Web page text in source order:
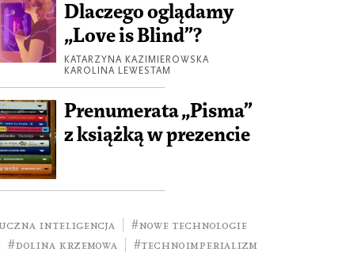
Dlaczego oglądamy
„Love is Blind”?
KATARZYNA KAZIMIEROWSKA
KAROLINA LEWESTAM
Prenumerata „Pisma”
z książką w prezencie
inteligencja
#nowe technologie
#Dolina Krzemowa
#technoimperializm